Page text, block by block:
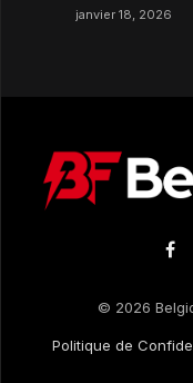
janvier 18, 2026
© 2026
Politique de